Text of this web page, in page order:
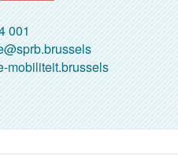
001
mobiliteit.brussels